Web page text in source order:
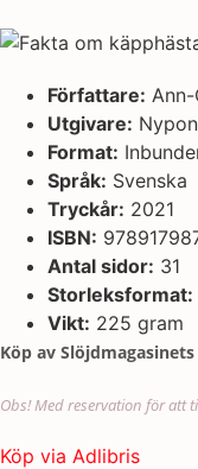
Författare:
Utgivare:
Format:
Språk: Svenska
Tryckår: 2021
ISBN:
Antal sidor: 31
Storleksformat:
Vikt: 225 gram
Köp av
Obs! Med reservation för att
Köp via Adlibris